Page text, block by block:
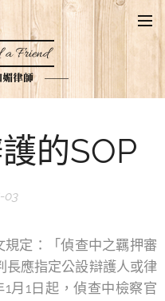
Friend
媚律師
的SOP
03
規定：「偵查中之羈押審
長應指定公設辯護人或律
月1日起，偵查中檢察官